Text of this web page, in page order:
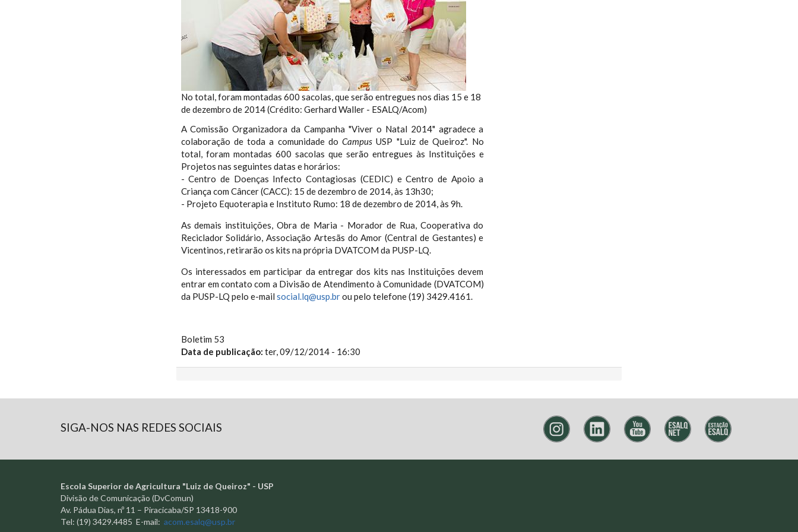
No total, foram montadas 600 sacolas, que serão entregues nos dias 15 e 18
de dezembro de 2014 (Crédito: Gerhard Waller - ESALQ/Acom)
A Comissão Organizadora da Campanha "Viver o Natal 2014" agradece a
colaboração de toda a comunidade doCampus USP "Luiz de Queiroz". No
total, foram montadas 600 sacolas que serão entregues às Instituições e
Projetos nas seguintes datas e horários:
- Centro de Doenças Infecto Contagiosas (CEDIC) e Centro de Apoio a
Criança com Câncer (CACC): 15 de dezembro de 2014, às 13h30;
- Projeto Equoterapia e Instituto Rumo: 18 de dezembro de 2014, às 9h.
As demais instituições, Obra de Maria - Morador de Rua, Cooperativa do
Reciclador Solidário, Associação Artesãs do Amor (Central de Gestantes) e
Vicentinos, retirarão os kits na própria DVATCOM da PUSP-LQ.
Os interessados em participar da entregar dos kits nas Instituições devem
entrar em contato com a Divisão de Atendimento à Comunidade (DVATCOM)
da PUSP-LQ pelo e-mail social.lq@usp.brou pelo telefone (19) 3429.4161.
Boletim 53
Data de publicação: ter, 09/12/2014 - 16:30
SIGA-NOS NAS REDES SOCIAIS
Escola Superior de Agricultura "Luiz de Queiroz" - USP
Divisão de Comunicação (DvComun)
Av. Pádua Dias, nº 11 – Piracicaba/SP 13418-900
Tel: (19) 3429.4485 E-mail: acom.esalq@usp.br